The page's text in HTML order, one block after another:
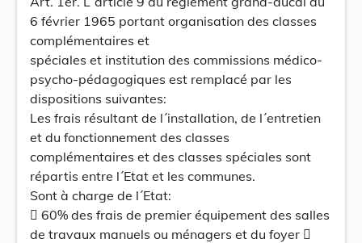
6 février 1965 portant organisation des classes
complémentaires et
spéciales et institution des commissions médico-
psycho-pédagogiques est remplacé par les
dispositions suivantes:
Les frais résultant de l´installation, de l´entretien
et du fonctionnement des classes
complémentaires et des classes spéciales sont
répartis entre l´Etat et les communes.
Sont à charge de l´Etat:
 60% des frais de premier équipement des salles
de travaux manuels ou ménagers et du foyer 